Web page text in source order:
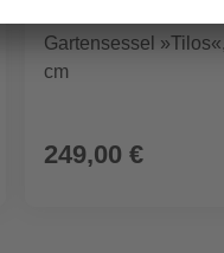
Gartensessel
cm
249,00 €